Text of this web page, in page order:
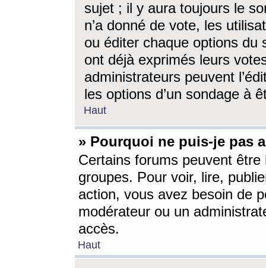
sujet ; il y aura toujours le
n’a donné de vote, les
ou éditer chaque options du
ont déjà exprimés leurs
administrateurs peuvent
les options d’un sondage à
Haut
» Pourquoi ne puis-je pas
Certains forums peuvent être
groupes. Pour voir, lire,
action, vous avez besoin de
modérateur ou un
accès.
Haut